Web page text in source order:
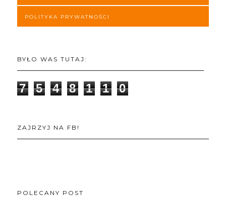
POLITYKA PRYWATNOŚCI
BYŁO WAS TUTAJ:
7 5 4 8 1 1 0
ZAJRZYJ NA FB!
POLECANY POST